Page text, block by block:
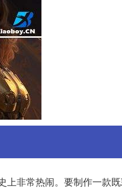
上非常热闹。要制作一款